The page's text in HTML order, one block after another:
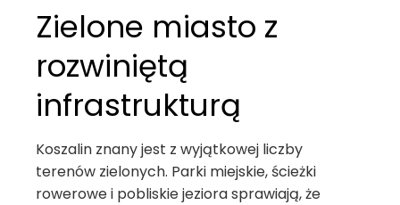
Zielone miasto z
rozwiniętą
infrastrukturą
Koszalin znany jest z wyjątkowej liczby
terenów zielonych. Parki miejskie, ścieżki
rowerowe i pobliskie jeziora sprawiają, że